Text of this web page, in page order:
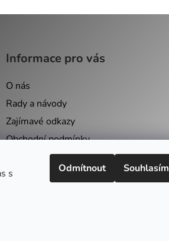
s
Odmítnout Souhlasím
Informace pro vás
O nás
Rady a návody
Zajímavé odkazy
Obchodní podmínky
Podmínky ochrany osobních údajů
Kontakty